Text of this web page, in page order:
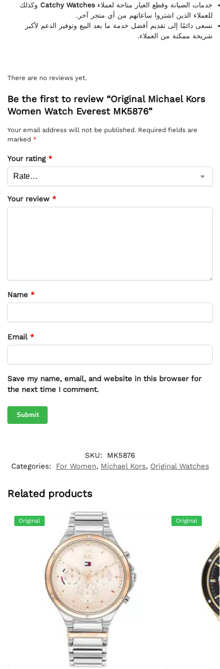
خدمات الصيانة وقطع الغيار متاحة لعملاءCatchy Watches وكذلك
للعملاء الذين اشتروا ساعاتهم من أي متجر آخر.
نسعى دائمًا إلى تقديم أفضل خدمة ما بعد البيع وتوفير الدعم لأكبر
شريحة ممكنة من العملاء.
There are no reviews yet.
Be the first to review “Original Michael Kors
Women Watch Everest MK5876”
Your email address will not be published. Required fields are
marked *
Your rating *
Your review *
Name *
Email *
Save my name, email, and website in this browser for
the next time I comment.
SKU:
MK5876
Categories:
For Women, Michael Kors, Original Watches
Related products
Original Original